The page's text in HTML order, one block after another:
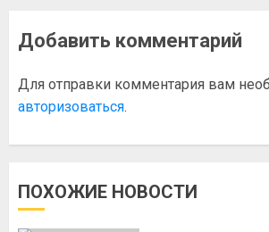
Добавить комментарий
Для отправки комментария вам
авторизоваться.
ПОХОЖИЕ НОВОСТИ